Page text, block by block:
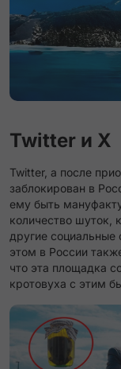
Twitter и X
Twitter, а после
заблокирован в
ему быть
количество шуток,
другие
этом в России
что эта площадка
кротовуха с этим